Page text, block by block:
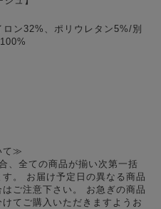
ロン32%、ポリウレタン5%/別
て≫
、全ての商品が揃い次第一括
。 お届け予定日の異なる商品
ご注意下さい。 お急ぎの商品
てご購入いただきますようお